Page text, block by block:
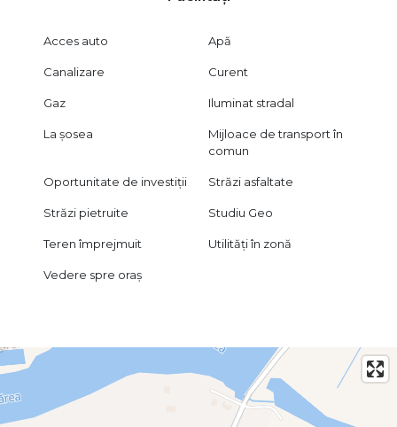
Proiecte DTAC gata elaborate pentru fiecare lot
Avize partial obtinute, proces de autorizare in curs
Racordare directa la utilitati, fara costuri de extindere retele
In cazul tranzactionarii acestui teren, comisionul perceput
Pentru mai multe detalii, planuri, schite si vizionare, colegul
Acces auto Apă
Canalizare Curent
Gaz Iluminat stradal
La șosea
Mijloace de transport în
comun
Oportunitate de investiții Străzi asfaltate
Străzi pietruite Studiu Geo
Teren împrejmuit Utilități în zonă
Vedere spre oraș